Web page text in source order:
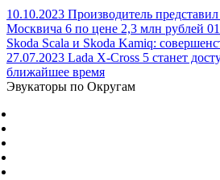
10.10.2023 Производитель
Москвича 6 по цене 2,3 млн рублей
Skoda Scala и Skoda Kamiq:
27.07.2023 Lada X-Cross 5 станет
ближайшее время
Эвукаторы по Округам